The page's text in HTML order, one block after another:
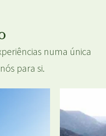
numa única
para si.